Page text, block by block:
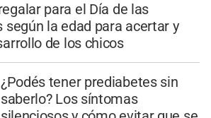
para el Día de las
según la edad para acertar y
de los chicos
¿Podés tener prediabetes sin
saberlo? Los síntomas